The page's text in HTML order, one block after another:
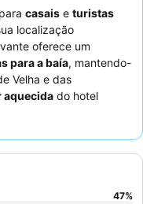
casais e turistas
localização
oferece um
para a baía, mantendo-
Velha e das
aquecida do hotel
os
opções de
considere reservar
47%